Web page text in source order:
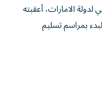
الامارات، أعقبته
بمراسم تسليم